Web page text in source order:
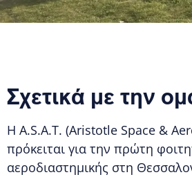
Σχετικά με την
Η A.S.A.T. (Aristotle Space &
πρόκειται για την πρώτη
αεροδιαστημικής στη